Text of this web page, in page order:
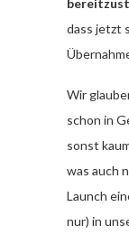
dass jetzt
Wir
schon in
sonst
was auch
Launch
nur) in